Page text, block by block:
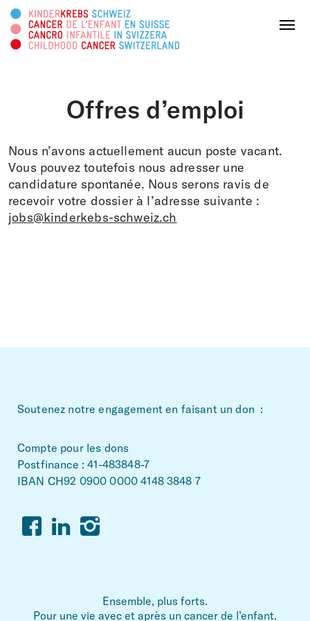
Menu
À propos
Domaines d’action
FAIRE UN DON
FR DE EN IT
Rechercher sur ce site web
Offres d’emploi
Nous n’avons actuellement aucun poste vacant.
Vous pouvez toutefois nous adresser une
candidature spontanée. Nous serons ravis de
recevoir votre dossier à l’adresse suivante :
jobs@kinderkebs-schweiz.ch
Soutenez notre engagement en faisant un don :
Compte pour les dons
Postfinance : 41-483848-7
IBAN CH92 0900 0000 4148 3848 7
FacebookLinkedinInstagram
Ensemble, plus forts.
Pour une vie avec et après un cancer de l’enfant.